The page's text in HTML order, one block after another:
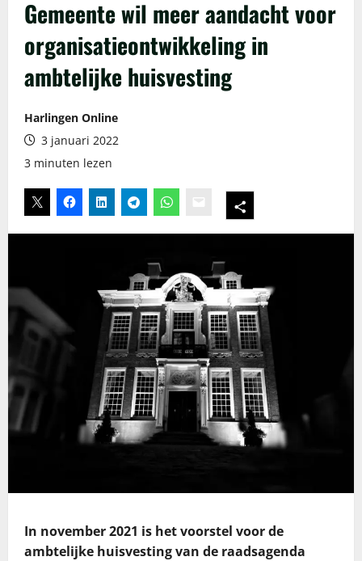
Gemeente wil meer aandacht voor
organisatieontwikkeling in
ambtelijke huisvesting
Harlingen Online
3 januari 2022
3 minuten lezen
In november 2021 is het voorstel voor de
ambtelijke huisvesting van de raadsagenda